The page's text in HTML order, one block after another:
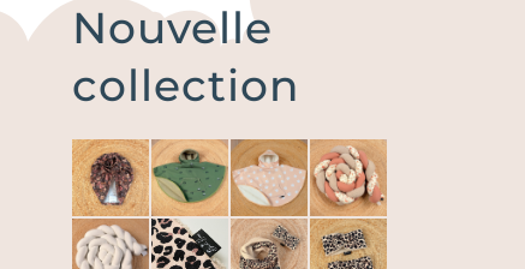
Nouvelle
collection